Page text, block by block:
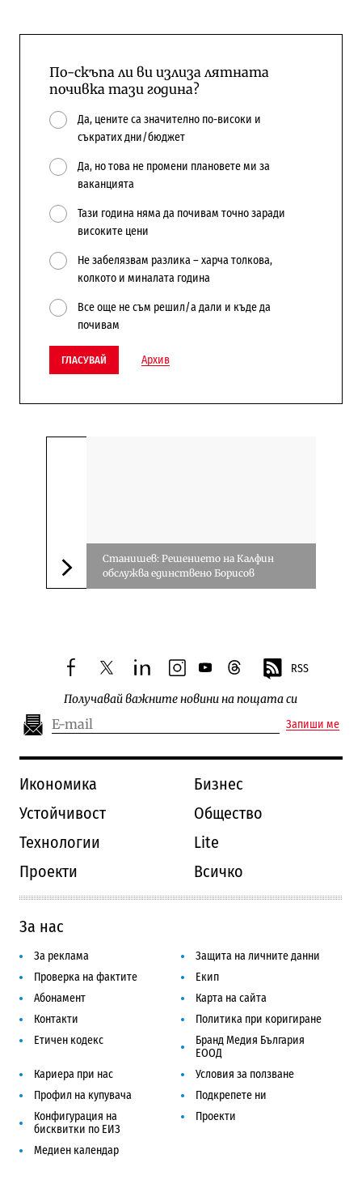
По-скъпа ли ви излиза лятната
почивка тази година?
Да, цените са значително по-високи и
съкратих дни/бюджет
Да, но това не промени плановете ми за
ваканцията
Тази година няма да почивам точно заради
високите цени
Не забелязвам разлика – харча толкова,
колкото и миналата година
Все още не съм решил/а дали и къде да
почивам
ГЛАСУВАЙ Архив
Следваща новина
Станишев: Решението на Калфин
обслужва единствено Борисов
facebooktwitterlinkedininstagram
youtubethreads RSS
Получавай важните новини на пощата си
Запиши ме
Икономика
Бизнес
Устойчивост
Общество
Технологии
Lite
Проекти
Всичко
За нас
За реклама
Защита на личните данни
Проверка на фактите
Екип
Абонамент
Карта на сайта
Контакти
Политика при коригиране
Етичен кодекс
Бранд Медия България
ЕООД
Кариера при нас
Условия за ползване
Профил на купувача
Подкрепете ни
Конфигурация на
бисквитки по ЕИЗ
Проекти
Медиен календар